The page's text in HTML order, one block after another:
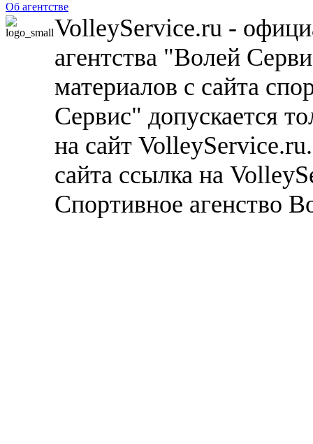
Об агентстве
VolleyService.ru -
агентства "Волей
материалов с сайта
Сервис" допускается
на сайт
сайта ссылка на
Спортивное агенство